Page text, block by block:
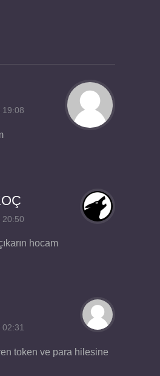
19:08
20:50
hocam
02:31
token ve para hilesine